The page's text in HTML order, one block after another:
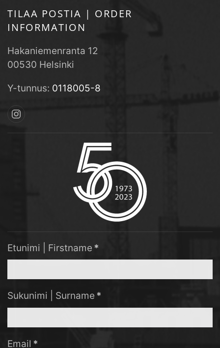
TILAA POSTIA | ORDER
INFORMATION
Hakaniemenranta 12
00530 Helsinki
Y-tunnus: 0118005-8
Etunimi | Firstname *
Sukunimi | Surname *
Email *